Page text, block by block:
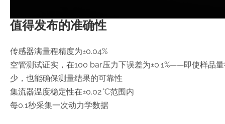
值得发布的准确性
传感器满量程精度为±0.04%
空管测试证实，在100 bar压力下误差为±0.1%——即使样品
少，也能确保测量结果的可靠性
集流器温度稳定性在±0.02 °C范围内
每0.1秒采集一次动力学数据